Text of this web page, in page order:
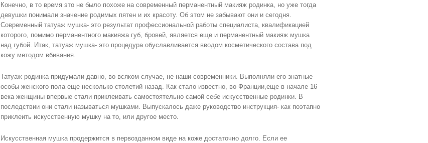
Конечно, в то время это не было похоже на современный перманентный макияж родинка, но уже тогда
девушки понимали значение родимых пятен и их красоту. Об этом не забывают они и сегодня.
Современный татуаж мушка- это результат профессиональной работы специалиста, квалификацией
которого, помимо перманентного макияжа губ, бровей, является еще и перманентный макияж мушка
над губой. Итак, татуаж мушка- это процедура обуславливается вводом косметического состава под
кожу методом вбивания.
Татуаж родинка придумали давно, во всяком случае, не наши современники. Выполняли его знатные
особы женского пола еще несколько столетий назад. Как стало известно, во Франции,еще в начале 16
века женщины впервые стали приклеивать самостоятельно самой себе искусственные родинки. В
последствии они стали называться мушками. Выпускалось даже руководство инструкция- как поэтапно
приклеить искусственную мушку на то, или другое место.
Искусственная мушка продержится в первозданном виде на коже достаточно долго. Если ее